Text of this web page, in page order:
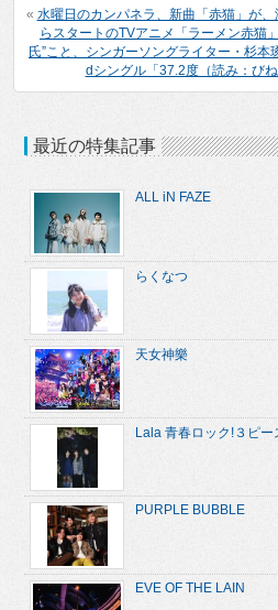
« 水曜日のカンパネラ、新曲「赤猫」が
らスタートのTVアニメ「ラーメン赤猫
氏”こと、シンガーソングライター・杉
dシングル「37.2度（読み：び
最近の特集記事
ALL iN FAZE
らくなつ
天女神樂
Lala 青春ロック!３ピー
PURPLE BUBBLE
EVE OF THE LAIN